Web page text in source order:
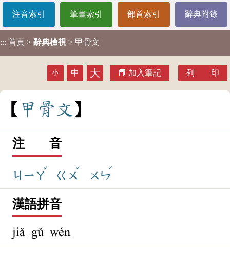
注音索引 筆畫索引 部首索引 辭典附錄
::: 首頁 > 辭典檢視 > 甲骨文
小 中 大 加入筆記 列 印
甲 骨 文
注 音
ㄐㄧㄚ
ˇ
ㄍㄨ
ˇ
ㄨㄣ
ˊ
漢語拼音
jiǎ gǔ wén